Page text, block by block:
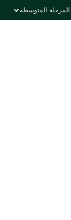
المرحلة المتوسطة